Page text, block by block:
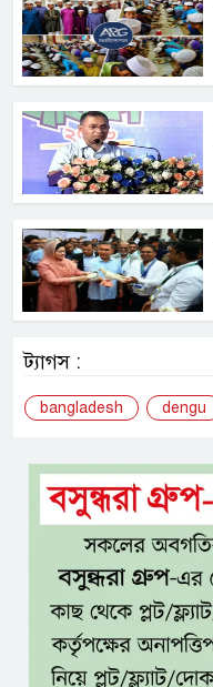
ট্যাগস :
bangladesh dengu